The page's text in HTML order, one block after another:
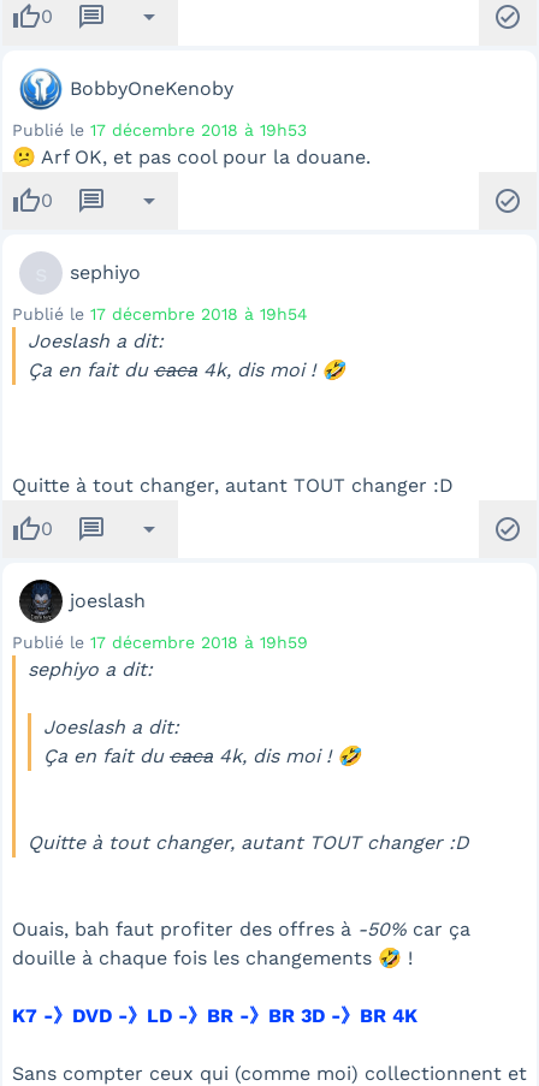
thumb_up0 message arrow_drop_down check_circle
BobbyOneKenoby
Publié le 17 décembre 2018 à 19h53
😕 Arf OK, et pas cool pour la douane.
thumb_up0 message arrow_drop_down check_circle
sephiyo
Publié le 17 décembre 2018 à 19h54
Joeslash a dit:
Ça en fait du caca 4k, dis moi ! 🤣
Quitte à tout changer, autant TOUT changer :D
thumb_up0 message arrow_drop_down check_circle
joeslash
Publié le 17 décembre 2018 à 19h59
sephiyo a dit:
Joeslash a dit:
Ça en fait du caca 4k, dis moi ! 🤣
Quitte à tout changer, autant TOUT changer :D
Ouais, bah faut profiter des offres à -50% car ça
douille à chaque fois les changements 🤣 !
K7 -》DVD -》LD -》BR -》BR 3D -》BR 4K
Sans compter ceux qui (comme moi) collectionnent et